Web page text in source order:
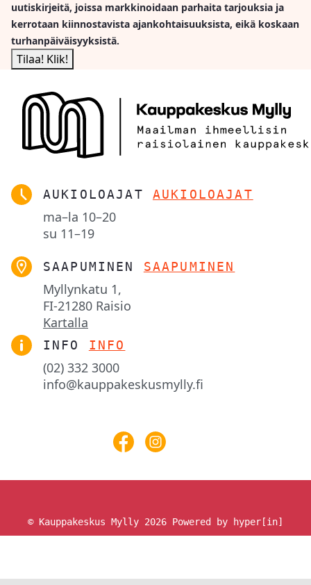
uutiskirjeitä, joissa markkinoidaan parhaita tarjouksia ja
kerrotaan kiinnostavista ajankohtaisuuksista, eikä koskaan
turhanpäiväisyyksistä.
AUKIOLOAJAT AUKIOLOAJAT
ma–la 10–20
su 11–19
SAAPUMINEN SAAPUMINEN
Myllynkatu 1,
FI-21280 Raisio
Kartalla
INFO INFO
(02) 332 3000
info@kauppakeskusmylly.fi
© Kauppakeskus Mylly 2026 Powered by hyper[in]